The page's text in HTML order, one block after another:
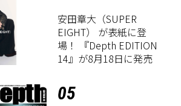
安田章大（SUPER
EIGHT） が表紙に登
場！ 『Depth EDITION
14』が8月18日に発売
05